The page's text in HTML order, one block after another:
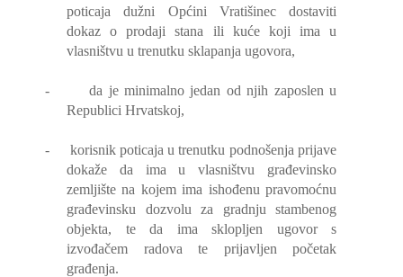
poticaja dužni Općini Vratišinec dostaviti
dokaz o prodaji stana ili kuće koji ima u
vlasništvu u trenutku sklapanja ugovora,
-
da je minimalno jedan od njih zaposlen u
Republici Hrvatskoj,
-
korisnik poticaja u trenutku podnošenja prijave
dokaže da ima u vlasništvu građevinsko
zemljište na kojem ima ishođenu pravomoćnu
građevinsku dozvolu za gradnju stambenog
objekta, te da ima sklopljen ugovor s
izvođačem radova te prijavljen početak
građenja.